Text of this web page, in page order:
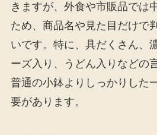
きますが、外食や市販品では
ため、商品名や見た目だけで
いです。特に、具だくさん、
ーズ入り、うどん入りなどの
普通の小鉢よりしっかりした
要があります。